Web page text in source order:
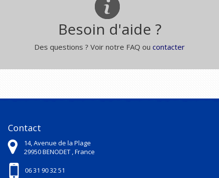
Besoin d'aide ?
Des questions ? Voir notre FAQ ou contacter
Contact
14, Avenue de la Plage
29950BENODET ,France
06 31 90 32 51